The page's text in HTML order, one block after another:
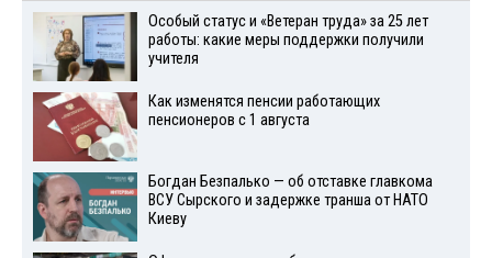
Особый статус и «Ветеран труда» за 25 лет
работы: какие меры поддержки получили
учителя
Как изменятся пенсии работающих
пенсионеров с 1 августа
Богдан Безпалько — об отставке главкома
ВСУ Сырского и задержке транша от НАТО
Киеву